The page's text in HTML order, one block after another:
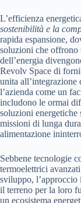
L’efficienza
sostenibilità e la
rapida espansione,
soluzioni che offrono
dell’energia
Revolv Space di
unita all’integrazione
l’azienda come un
includono le ormai
soluzioni
missioni di lunga
alimentazione
Sebbene tecnologie
termoelettrici
sviluppo, l’approccio
il terreno per la loro
un ecosistema